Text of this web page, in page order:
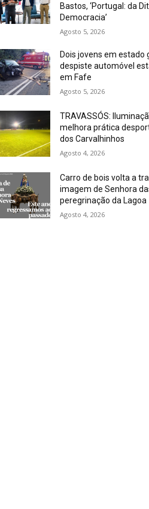
Bastos, ‘Portugal: da
Democracia’
Agosto 5, 2026
Dois jovens em estado
despiste automóvel
em Fafe
Agosto 5, 2026
TRAVASSÓS:
melhora prática
dos Carvalhinhos
Agosto 4, 2026
Carro de bois volta a
imagem de Senhora
peregrinação da Lagoa
Agosto 4, 2026